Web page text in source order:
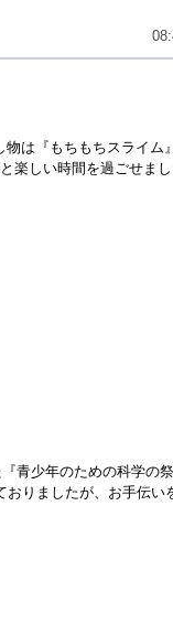
は『もちもちスライム
楽しい時間を過ごせま
『青少年のための科学
おりましたが、お手伝い